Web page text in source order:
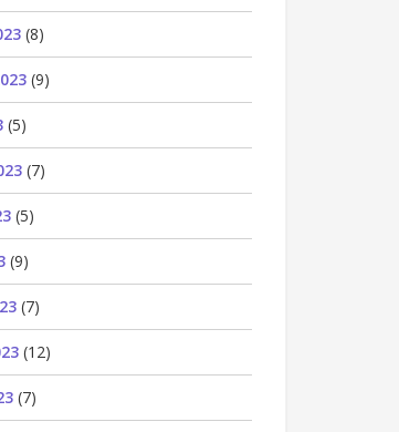
(8)
(9)
(5)
(7)
(5)
(9)
(7)
(12)
(7)